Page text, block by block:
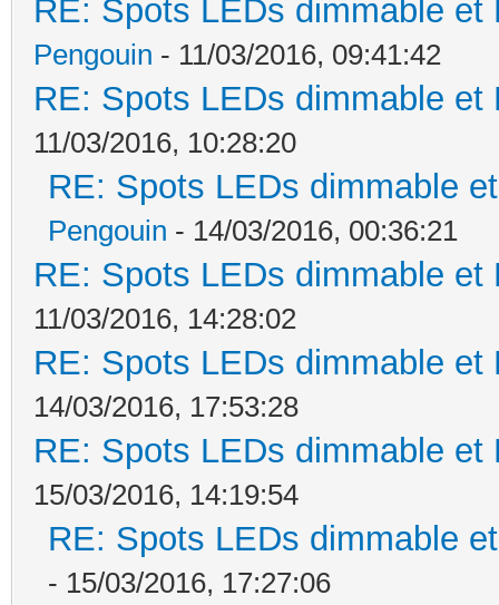
RE: Spots LEDs dimmable
Pengouin - 11/03/2016, 09:41:42
RE: Spots LEDs dimmable
11/03/2016, 10:28:20
RE: Spots LEDs dimmable
Pengouin - 14/03/2016, 00:36:21
RE: Spots LEDs dimmable
11/03/2016, 14:28:02
RE: Spots LEDs dimmable
14/03/2016, 17:53:28
RE: Spots LEDs dimmable
15/03/2016, 14:19:54
RE: Spots LEDs dimmable
- 15/03/2016, 17:27:06